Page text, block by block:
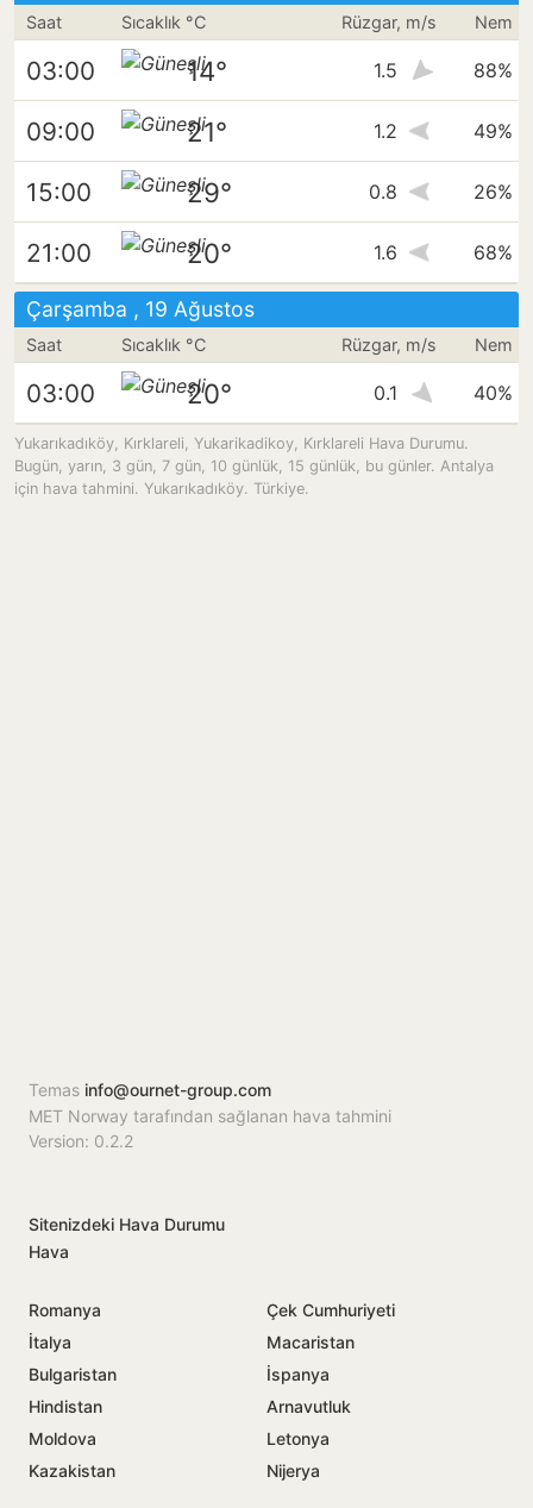
Saat Sıcaklık °C Rüzgar, m/s Nem
03:00 14° 1.5 88%
09:00 21° 1.2 49%
15:00 29° 0.8 26%
21:00 20° 1.6 68%
Çarşamba , 19 Ağustos
Saat Sıcaklık °C Rüzgar, m/s Nem
03:00 20° 0.1 40%
Yukarıkadıköy, Kırklareli, Yukarikadikoy, Kırklareli Hava Durumu.
Bugün, yarın, 3 gün, 7 gün, 10 günlük, 15 günlük, bu günler. Antalya
için hava tahmini. Yukarıkadıköy. Türkiye.
Temas info@ournet-group.com
MET Norway tarafından sağlanan hava tahmini
Version: 0.2.2
Sitenizdeki Hava Durumu
Hava
Romanya
Çek Cumhuriyeti
İtalya
Macaristan
Bulgaristan
İspanya
Hindistan
Arnavutluk
Moldova
Letonya
Kazakistan
Nijerya